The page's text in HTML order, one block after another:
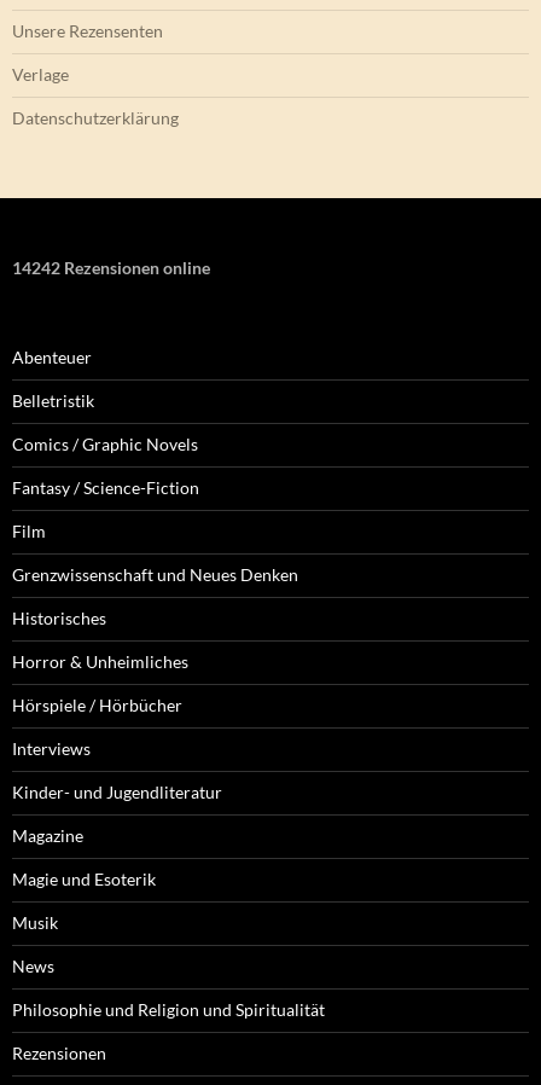
Unsere Rezensenten
Verlage
Datenschutzerklärung
14242 Rezensionen online
Abenteuer
Belletristik
Comics / Graphic Novels
Fantasy / Science-Fiction
Film
Grenzwissenschaft und Neues Denken
Historisches
Horror & Unheimliches
Hörspiele / Hörbücher
Interviews
Kinder- und Jugendliteratur
Magazine
Magie und Esoterik
Musik
News
Philosophie und Religion und Spiritualität
Rezensionen